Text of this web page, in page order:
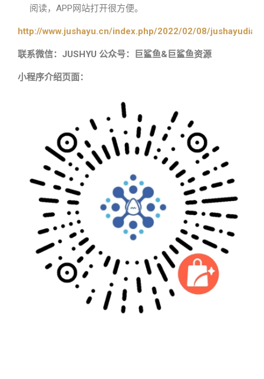
阅读，APP网站打开很方便。
http://www.jushayu.cn/index.php/2022/02/08/
联系微信：JUSHYU 公众号：巨鲨鱼&巨鲨鱼资源
小程序介绍页面：